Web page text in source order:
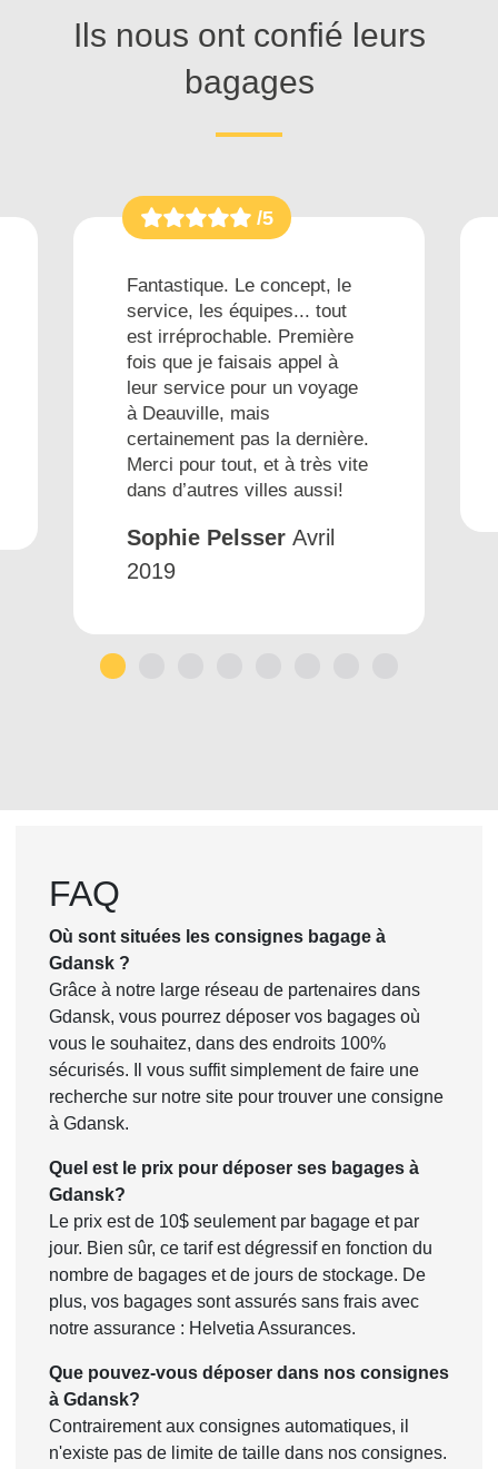
Ils nous ont confié leurs
bagages
/5
Fantastique. Le concept, le
service, les équipes... tout
est irréprochable. Première
fois que je faisais appel à
leur service pour un voyage
à Deauville, mais
certainement pas la dernière.
Merci pour tout, et à très vite
dans d’autres villes aussi!
Sophie Pelsser Avril
2019
FAQ
Où sont situées les consignes bagage à
Gdansk ?
Grâce à notre large réseau de partenaires dans
Gdansk, vous pourrez déposer vos bagages où
vous le souhaitez, dans des endroits 100%
sécurisés. Il vous suffit simplement de faire une
recherche sur notre site pour trouver une consigne
à Gdansk.
Quel est le prix pour déposer ses bagages à
Gdansk?
Le prix est de 10$ seulement par bagage et par
jour. Bien sûr, ce tarif est dégressif en fonction du
nombre de bagages et de jours de stockage. De
plus, vos bagages sont assurés sans frais avec
notre assurance : Helvetia Assurances.
Que pouvez-vous déposer dans nos consignes
à Gdansk?
Contrairement aux consignes automatiques, il
n'existe pas de limite de taille dans nos consignes.